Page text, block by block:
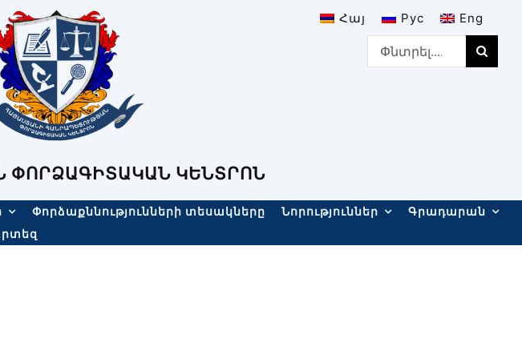
Հայ Рус
Eng
Search
for:
ՓՈՐՁԱԳԻՏԱԿԱՆ ԿԵՆՏՐՈՆ
Փորձաքննությունների տեսակները Նորություններ
Գրադարան